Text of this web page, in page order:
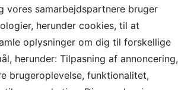
vores samarbejdspartnere bruger
herunder cookies, til at
oplysninger om dig til forskellige
herunder: Tilpasning af annoncering,
brugeroplevelse, funktionalitet,